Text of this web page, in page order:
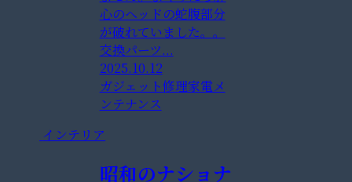
心のヘッドの蛇腹部分
が破れていました。。
交換パーツ...
2025.10.12
ガジェット修理家電メ
ンテナンス
インテリア
昭和のナショナ